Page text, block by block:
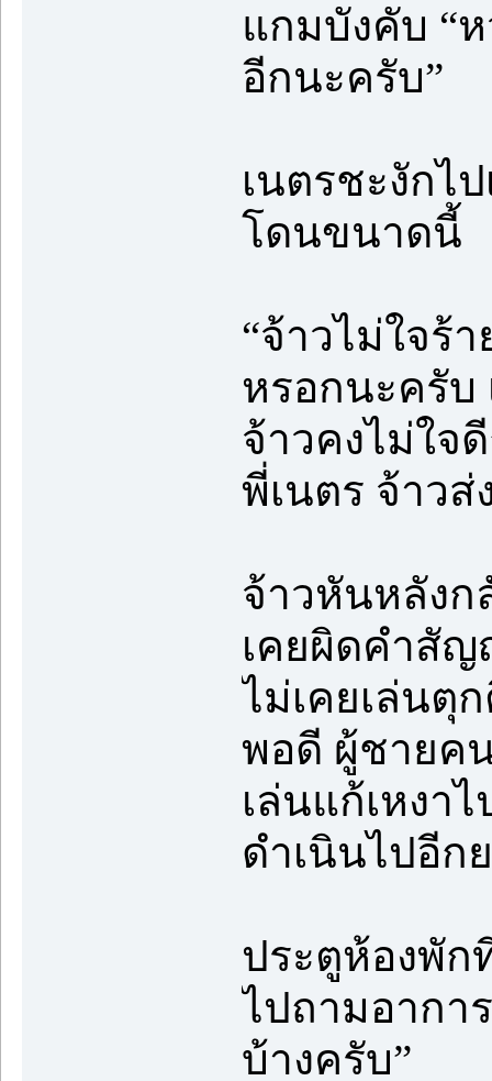
แกมบังคับ “
อีกนะครับ”
เนตรชะงักไ
โดนขนาดนี้
“จ้าวไม่ใจร้
หรอกนะครับ
จ้าวคงไม่ใ
พี่เนตร จ้าวส่
จ้าวหันหลังก
เคยผิดคำสัญ
ไม่เคยเล่นตุ
พอดี ผู้ชายค
เล่นแก้เหงา
ดำเนินไปอีก
ประตูห้องพัก
ไปถามอากา
บ้างครับ”